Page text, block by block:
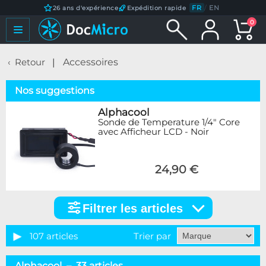
26 ans d'expérience Expédition rapide FR / EN
0
Retour Accessoires
Nos suggestions
Alphacool
Sonde de Temperature 1/4" Core
avec Afficheur LCD - Noir
24,90 €
articles
Catégorie
Filtrer les articles
107 articles Trier par